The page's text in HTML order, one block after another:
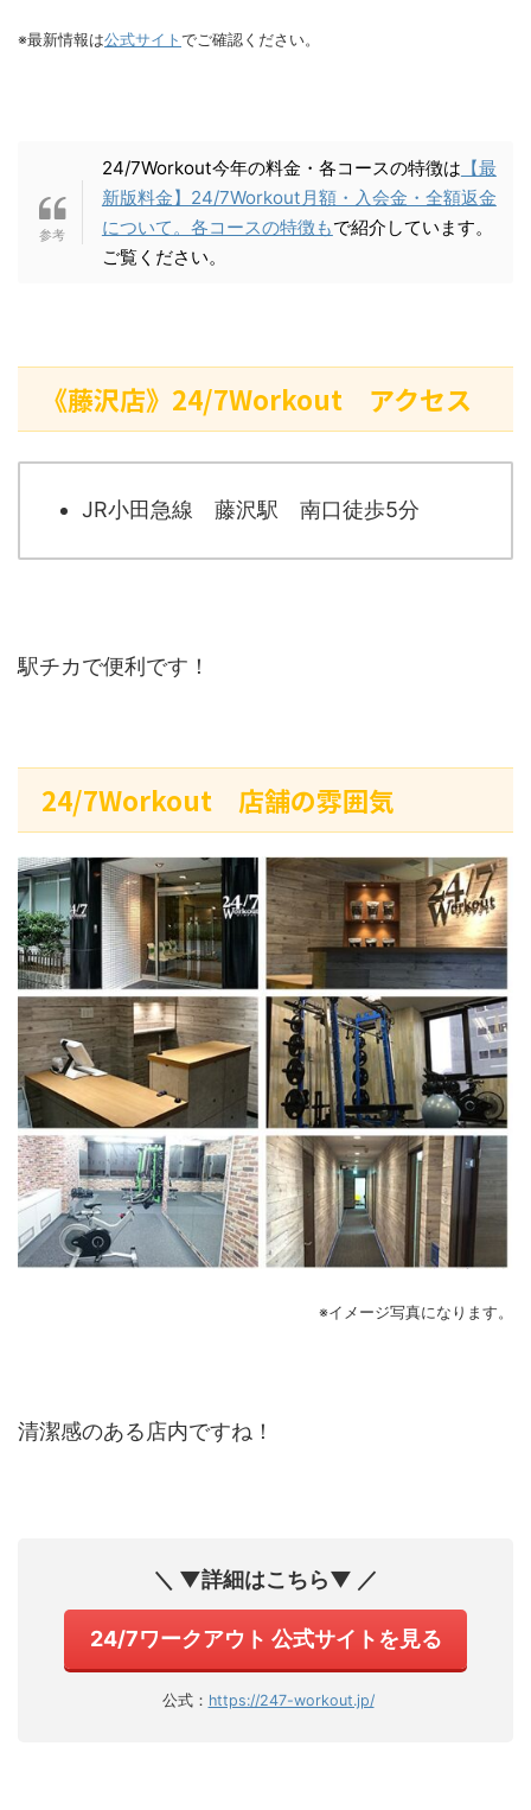
※最新情報は公式サイト でご確認ください。
24/7Workout今年の料金・各コースの特徴は 【最
新版料金】24/7Workout月額・入会金・全額返金
について。各コースの特徴もで紹介しています。
ご覧ください。
《藤沢店》24/7Workout アクセス
JR小田急線 藤沢駅 南口徒歩5分
駅チカで便利です！
24/7Workout 店舗の雰囲気
※イメージ写真になります。
清潔感のある店内ですね！
＼ ▼詳細はこちら▼ ／
24/7ワークアウト 公式サイトを見る
公式： https://247-workout.jp/